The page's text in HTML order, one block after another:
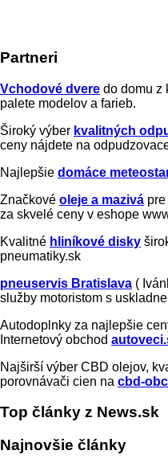
Partneri
Vchodové dvere do domu z
palete modelov a farieb.
Široký výber kvalitných
ceny nájdete na
Najlepšie domáce
Značkové oleje a mazivá
za skvelé ceny v eshope
Kvalitné hliníkové disky
pneumatiky.sk
pneuservis Bratislava (
služby motoristom s
Autodoplnky za najlepšie
Internetový obchod
Najširší výber CBD olejov,
porovnávači cien na cbd-
Top články z News.sk
Najnovšie články